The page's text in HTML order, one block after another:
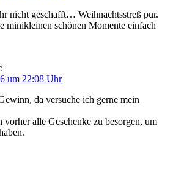
nicht geschafft… Weihnachtsstreß pur.
minikleinen schönen Momente einfach
um 22:08 Uhr
da versuche ich gerne mein
vorher alle Geschenke zu besorgen, um